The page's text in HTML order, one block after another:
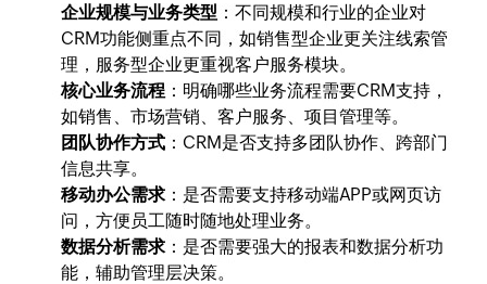
企业规模与业务类型 ：不同规模和行业的企业对
CRM功能侧重点不同，如销售型企业更关注线索管
理，服务型企业更重视客户服务模块。
核心业务流程 ：明确哪些业务流程需要CRM支持，
如销售、市场营销、客户服务、项目管理等。
团队协作方式 ：CRM是否支持多团队协作、跨部门
信息共享。
移动办公需求 ：是否需要支持移动端APP或网页访
问，方便员工随时随地处理业务。
数据分析需求 ：是否需要强大的报表和数据分析功
能，辅助管理层决策。